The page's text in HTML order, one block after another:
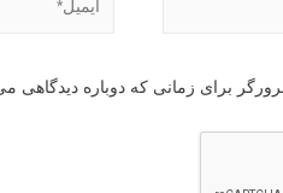
برای زمانی که دوباره دیدگاهی